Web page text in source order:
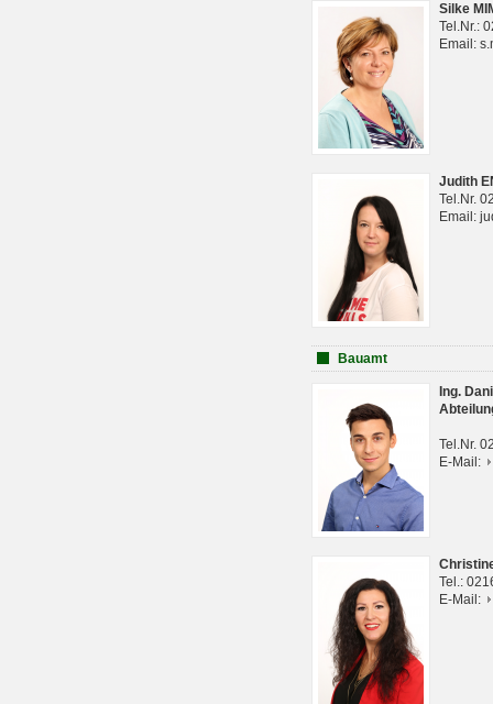
Silke
Tel.Nr.:
Email:
Judith
Tel.Nr.
Email:
Bauamt
Ing.
Tel.Nr.
E-Mail:
Tel.:
E-Mail: